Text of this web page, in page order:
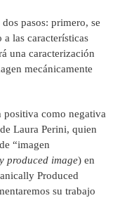
pasos: primero, se
las características
una caracterización
mecánicamente
positiva como negativa
Laura Perini, quien
“imagen
produced image) en
Produced
su trabajo